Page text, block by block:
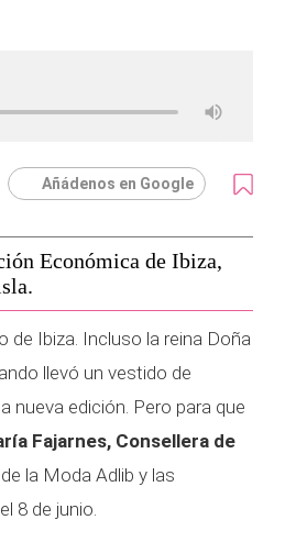
Añádenos en Google
Económica de Ibiza,
de Ibiza. Incluso la reina Doña
llevó un vestido de
nueva edición. Pero para que
Fajarnes, Consellera de
la Moda Adlib y las
8 de junio.